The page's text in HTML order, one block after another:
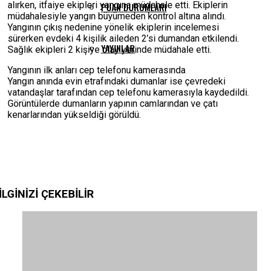
PUAN DURUMLARI
YAYINLAR
alırken, itfaiye ekipleri yangına müdahale etti. Ekiplerin
müdahalesiyle yangın büyümeden kontrol altına alındı.
Yangının çıkış nedenine yönelik ekiplerin incelemesi
sürerken evdeki 4 kişilik aileden 2’si dumandan etkilendi.
Sağlık ekipleri 2 kişiye olay yerinde müdahale etti.
Yangının ilk anları cep telefonu kamerasında
Yangın anında evin etrafındaki dumanlar ise çevredeki
vatandaşlar tarafından cep telefonu kamerasıyla kaydedildi.
Görüntülerde dumanların yapının camlarından ve çatı
kenarlarından yükseldiği görüldü.
ÇEKEBİLİR